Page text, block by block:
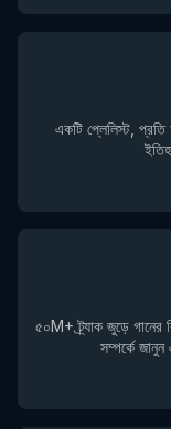
একটি প্লেলিস্ট, প্রতি
৫০M+ ট্র্যাক জুড়ে
সম্পর্কে